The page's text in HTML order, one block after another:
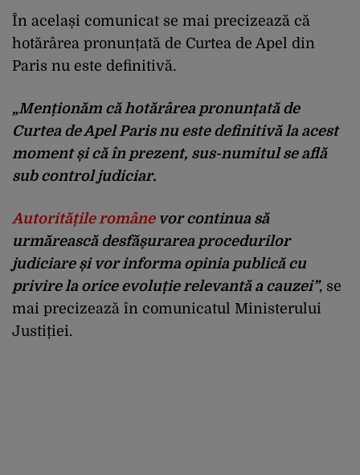
În același comunicat se mai precizează că
hotărârea pronunțată de Curtea de Apel din
Paris nu este definitivă.
„Menționăm că hotărârea pronunțată de
Curtea de Apel Paris nu este definitivă la acest
moment și că în prezent, sus-numitul se află
sub control judiciar.
Autoritățile românevor continua să
urmărească desfășurarea procedurilor
judiciare și vor informa opinia publică cu
privire la orice evoluție relevantă a cauzei”, se
mai precizează în comunicatul Ministerului
Justiției.